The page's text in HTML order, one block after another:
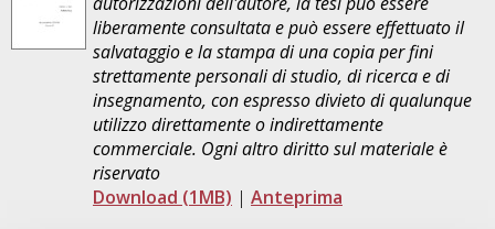
liberamente consultata e può essere effettuato il
salvataggio e la stampa di una copia per fini
strettamente personali di studio, di ricerca e di
insegnamento, con espresso divieto di qualunque
utilizzo direttamente o indirettamente
commerciale. Ogni altro diritto sul materiale è
riservato
Download (1MB) | Anteprima